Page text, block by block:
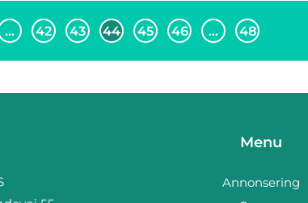
… 42 43 44 45 46 … 48
Menu
Annonsering